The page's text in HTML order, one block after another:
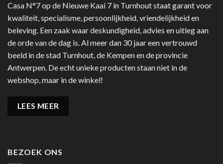
Casa N°7 op de Nieuwe Kaai 7 in Turnhout staat garant voor
kwaliteit, specialisme, persoonlijkheid, vriendelijkheid en
beleving. Een zaak waar deskundigheid, advies en uitleg aan
de orde van de dag is. Al meer dan 30 jaar een vertrouwd
beeld in de stad Turnhout, de Kempen en de provincie
Antwerpen. De echt unieke producten staan niet in de
webshop, maar in de winkel!
LEES MEER
BEZOEK ONS